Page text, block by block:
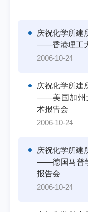
庆祝化学所建
——香港理工
2006-10-24
庆祝化学所建
——美国加州
术报告会
2006-10-24
庆祝化学所建
——德国马普
报告会
2006-10-24